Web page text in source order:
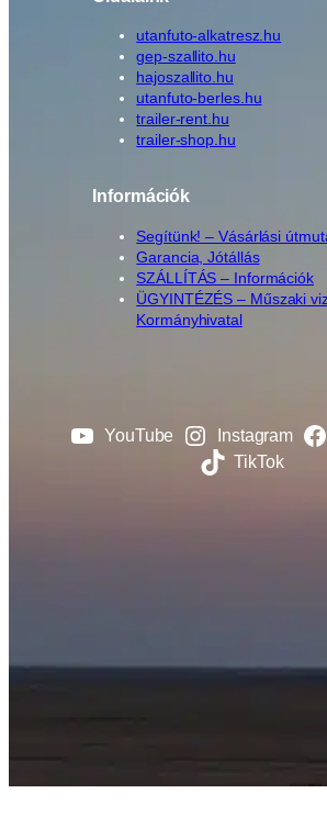
utanfuto-alkatresz.hu
gep-szallito.hu
hajoszallito.hu
utanfuto-berles.hu
trailer-rent.hu
trailer-shop.hu
Információk
Segítünk! – Vásárlási
Garancia, Jótállás
SZÁLLÍTÁS – Információk
ÜGYINTÉZÉS – Műszaki
Kormányhivatal
YouTube Instagram
TikTok